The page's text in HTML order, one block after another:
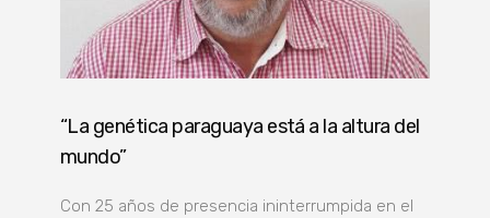
“La genética paraguaya está a la altura del
mundo”
Con 25 años de presencia ininterrumpida en el